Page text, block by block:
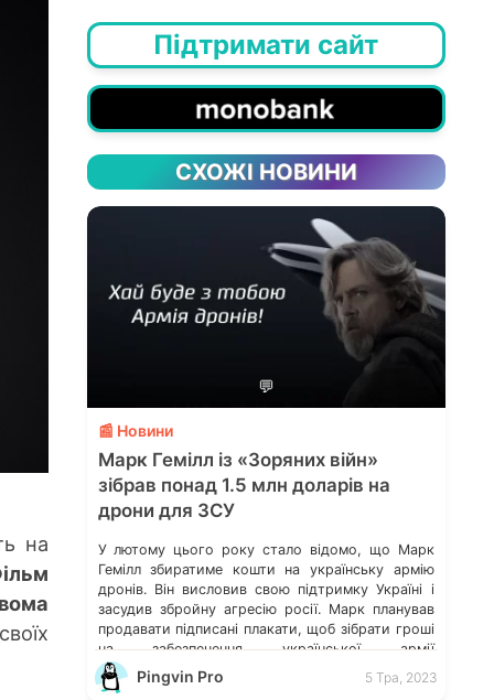
на
Підтримати сайт
СХОЖІ НОВИНИ
💬
📰 Новини
Марк Гемілл із «Зоряних війн»
зібрав понад 1.5 млн доларів на
дрони для ЗСУ
У лютому цього року стало відомо, що Марк
Гемілл збиратиме кошти на українську армію
дронів. Він висловив свою підтримку Україні і
засудив збройну агресію росії. Марк планував
продавати підписані плакати, щоб зібрати гроші
на забезпечення української армії
безпілотниками. І йому це вдалося! У Дії
зʼявилася гра Армія дронів OTP Bank тепер
Pingvin Pro 5 Тра, 2023